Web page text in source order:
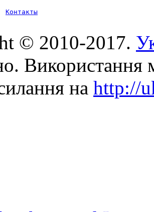
Контакты
© 2010-2017.
Використання
на http://